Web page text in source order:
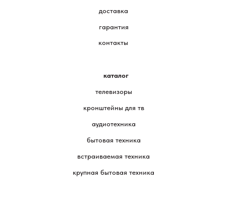
доставка
гарантия
каталог
телевизоры
кронштейны для тв
аудиотехника
крупная бытовая техника
бытовая техника
встраиваемая техника
контакты